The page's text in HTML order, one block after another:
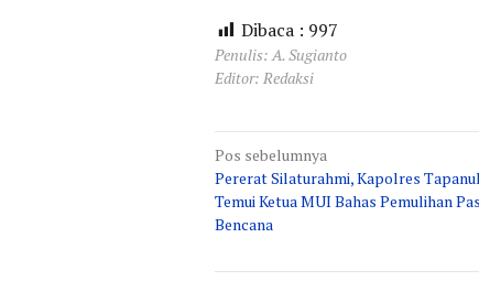
Dibaca : 997
Penulis: A. Sugianto
Editor: Redaksi
Navigasi
pos
Pos sebelumnya
Pererat Silaturahmi, Kapolres
Temui Ketua MUI Bahas Pemulihan
Bencana